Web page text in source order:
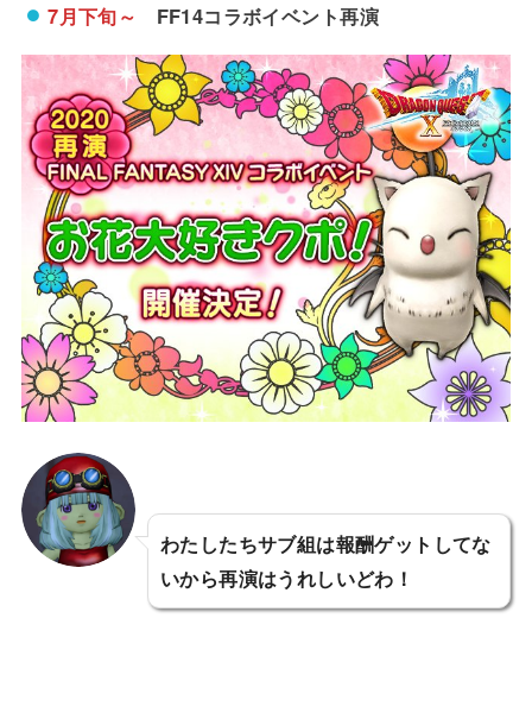
7月下旬～ FF14コラボイベント再演
わたしたちサブ組は報酬ゲットしてな
いから再演はうれしいどわ！